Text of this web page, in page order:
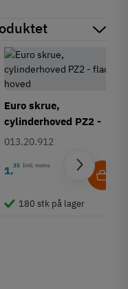
Euro skrue,
cylinderhoved PZ2 -
fladt hoved
013.20.912
1,35 Inkl. moms
180 stk på lager